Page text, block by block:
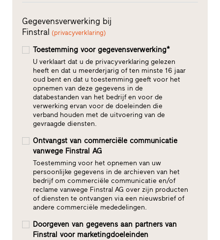
Gegevensverwerking bij
Finstral (privacyverklaring)
Toestemming voor gegevensverwerking*
U verklaart dat u de privacyverklaring gelezen
heeft en dat u meerderjarig of ten minste 16 jaar
oud bent en dat u toestemming geeft voor het
opnemen van deze gegevens in de
databestanden van het bedrijf en voor de
verwerking ervan voor de doeleinden die
verband houden met de uitvoering van de
gevraagde diensten.
Ontvangst van commerciële communicatie
vanwege Finstral AG
Toestemming voor het opnemen van uw
persoonlijke gegevens in de archieven van het
bedrijf om commerciële communicatie en/of
reclame vanwege Finstral AG over zijn producten
of diensten te ontvangen via een nieuwsbrief of
andere commerciële mededelingen.
Doorgeven van gegevens aan partners van
Finstral voor marketingdoeleinden